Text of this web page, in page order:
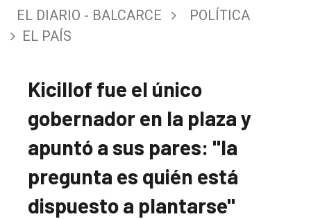
EL DIARIO - BALCARCE
POLÍTICA
EL PAÍS
Kicillof fue el único
gobernador en la plaza y
apuntó a sus pares: "la
pregunta es quién está
dispuesto a plantarse"